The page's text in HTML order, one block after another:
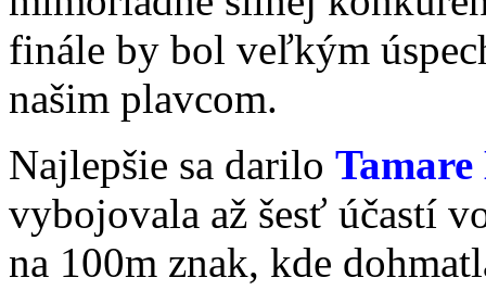
finále by bol veľkým
našim plavcom.
Najlepšie sa darilo
vybojovala až šesť účastí
na 100m znak, kde